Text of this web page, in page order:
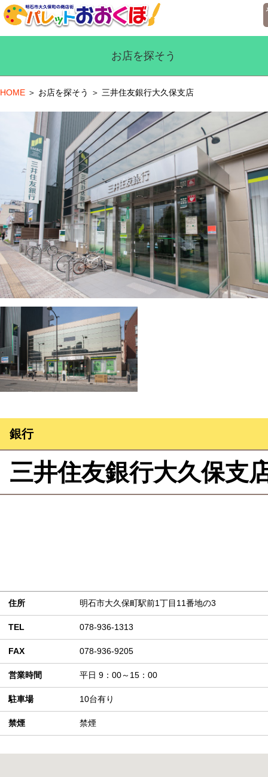
お店を探そう
HOME ＞ お店を探そう ＞ 三井住友銀行大久保支店
銀行
三井住友銀行大久保支
住所 明石市大久保町駅前1丁目11番地の3
TEL 078-936-1313
FAX 078-936-9205
営業時間 平日 9：00～15：00
駐車場 10台有り
禁煙 禁煙